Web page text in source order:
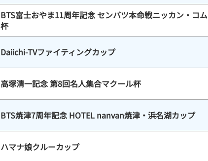
BTS富士おやま11周年記念 センバツ本命戦ニッカン・コム
杯
Daiichi-TVファイティングカップ
高塚清一記念 第8回名人集合マクール杯
BTS焼津7周年記念 HOTEL nanvan焼津・浜名湖カップ
ハマナ娘クルーカップ